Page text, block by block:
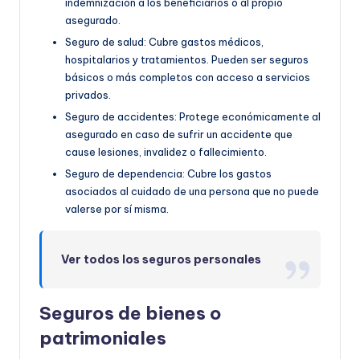
asegurado.
Seguro de salud: Cubre gastos médicos,
hospitalarios y tratamientos. Pueden ser seguros
básicos o más completos con acceso a servicios
privados.
Seguro de accidentes: Protege económicamente al
asegurado en caso de sufrir un accidente que
cause lesiones, invalidez o fallecimiento.
Seguro de dependencia: Cubre los gastos
asociados al cuidado de una persona que no puede
valerse por sí misma.
Ver todos los seguros personales
Seguros de bienes o
patrimoniales